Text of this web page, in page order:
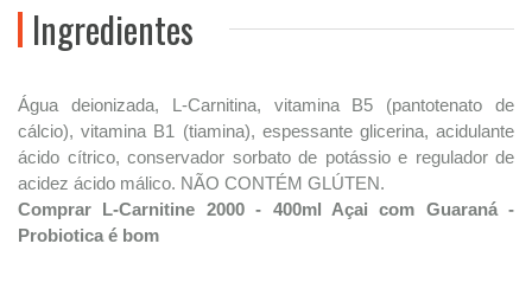
Ingredientes
Água deionizada, L-Carnitina, vitamina B5 (pantotenato de
cálcio), vitamina B1 (tiamina), espessante glicerina, acidulante
ácido cítrico, conservador sorbato de potássio e regulador de
acidez ácido málico. NÃO CONTÉM GLÚTEN.
Comprar L-Carnitine 2000 - 400ml Açai com Guaraná -
Probiotica é bom